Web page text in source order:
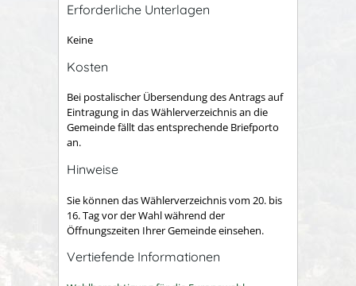
Erforderliche Unterlagen
Keine
Kosten
Bei postalischer Übersendung des Antrags auf
Eintragung in das Wählerverzeichnis an die
Gemeinde fällt das entsprechende Briefporto
an.
Hinweise
Sie können das Wählerverzeichnis vom 20. bis
16. Tag vor der Wahl während der
Öffnungszeiten Ihrer Gemeinde einsehen.
Vertiefende Informationen